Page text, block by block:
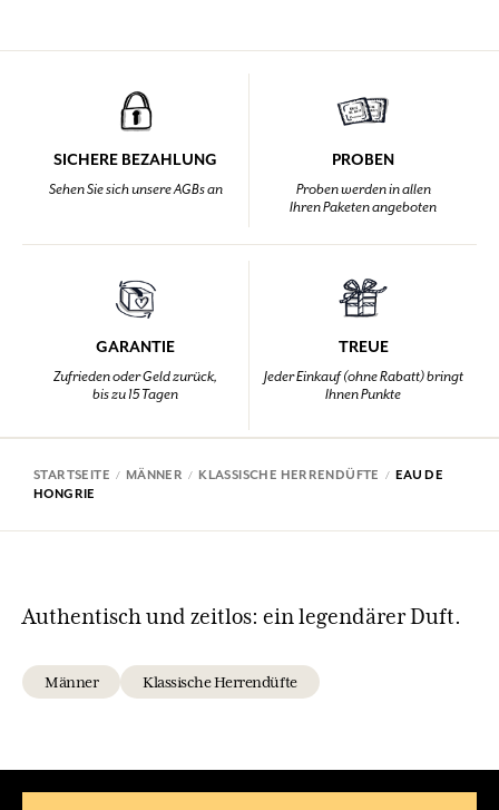
SICHERE BEZAHLUNG
Sehen Sie sich unsere AGBs an
PROBEN
Proben werden in allen
Ihren Paketen angeboten
GARANTIE
Zufrieden oder Geld zurück,
bis zu 15 Tagen
TREUE
Jeder Einkauf (ohne Rabatt) bringt
Ihnen Punkte
STARTSEITE MÄNNER KLASSISCHE HERRENDÜFTE
EAU DE
HONGRIE
Authentisch und zeitlos: ein legendärer Duft.
Männer Klassische Herrendüfte